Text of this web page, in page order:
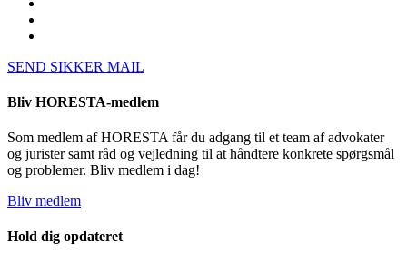
SEND SIKKER MAIL
Bliv HORESTA-medlem
Som medlem af HORESTA får du adgang til et team af advokater
og jurister samt råd og vejledning til at håndtere konkrete spørgsmål
og problemer. Bliv medlem i dag!
Bliv medlem
Hold dig opdateret